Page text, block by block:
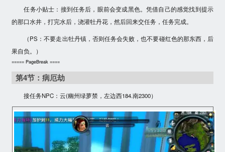
任务小贴士：接到任务后，眼前会变成黑色。凭借自己的感觉找到提示
的那口水井，打完水后，浇灌牡丹花，然后回来交任务，任务完成。
（PS：不要走出牡丹镇，否则任务会失败 ，也不要碰红色的那东西，后
果自负。）
===== PageBreak ====
第4节：病厄劫
接任务NPC：云(幽州绿萝禁，左边西184.南2300）